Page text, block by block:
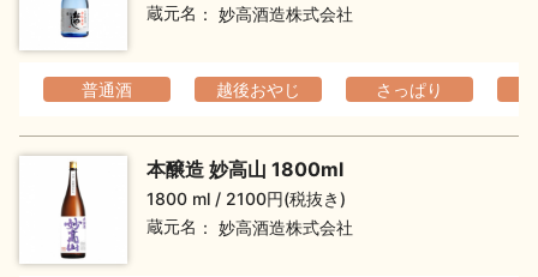
蔵元名
妙高酒造株式会社
普通酒 越後おやじ さっぱり
本醸造 妙高山 1800ml
1800 ml
2100円(税抜き)
蔵元名
妙高酒造株式会社